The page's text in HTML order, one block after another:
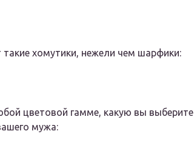
хомутики, нежели чем шарфики:
цветовой гамме, какую вы выберите
мужа: